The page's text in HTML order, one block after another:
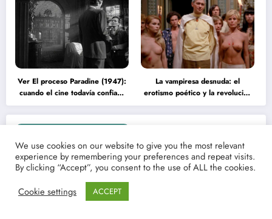
Ver El proceso Paradine (1947):
cuando el cine todavía confiaba
en la inteligencia del espectador
La vampiresa desnuda: el
erotismo poético y la revolución
psicodélica de Jean Rollin
We use cookies on our website to give you the most relevant
experience by remembering your preferences and repeat visits.
By clicking “Accept”, you consent to the use of ALL the cookies.
Cookie settings
ACCEPT